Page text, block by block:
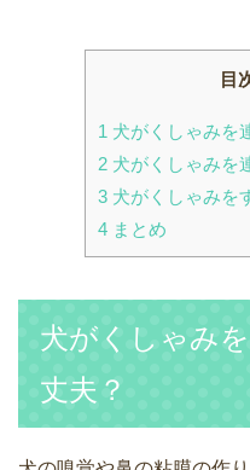
目
1 犬がくしゃみを
2 犬がくしゃみを
3 犬がくしゃみを
4 まとめ
犬がくしゃみ
丈夫？